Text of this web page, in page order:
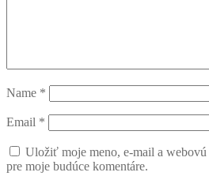
Name *
Email *
Uložiť moje meno, e-mail a
pre moje budúce komentáre.